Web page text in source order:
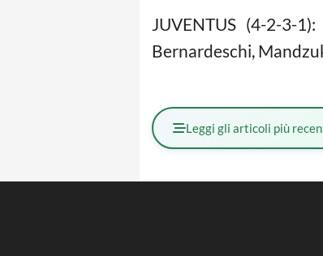
JUVENTUS (4-2-3-
Bernardeschi,
Leggi gli articoli più